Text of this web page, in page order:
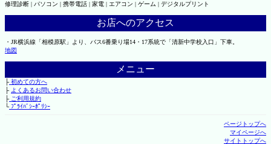
修理診断 | パソコン | 携帯電話 | 家電 | エアコン | ゲーム | デジタルプリント
お店へのアクセス
・JR横浜線「相模原駅」より、バス6番乗り場14・17系統で「清新中学校入口」下車。
地図
メニュー
├初めての方へ
├ よくあるお問い合わせ
├ご利用規約
└ﾌﾟﾗｲﾊﾞｼｰﾎﾟﾘｼｰ
ページトップへ
マイページへ
サイトトップへ